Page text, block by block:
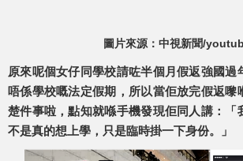
圖片來源：中視新聞/
原來呢個女仔同學校請咗半個月假返強國過
唔係學校嘅法定假期，所以當佢放完假返嚟
楚件事啦，點知就喺手機發現佢同人講：「
不是真的想上學，只是臨時掛一下身份。」